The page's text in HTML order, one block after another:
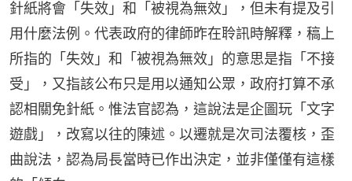
針紙將會「失效」和「被視為無效」，但未有提及引
用什麼法例。代表政府的律師昨在聆訊時解釋，稿上
所指的「失效」和「被視為無效」的意思是指「不接
受」，又指該公布只是用以通知公眾，政府打算不承
認相關免針紙。惟法官認為，這說法是企圖玩「文字
遊戲」，改寫以往的陳述。以遷就是次司法覆核，歪
曲說法，認為局長當時已作出決定，並非僅僅有這樣